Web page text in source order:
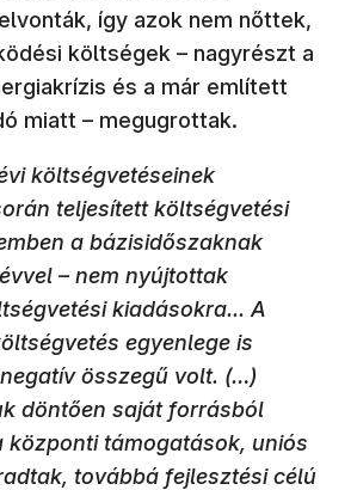
így azok nem nőttek,
költségek – nagyrészt a
és a már említett
miatt – megugrottak.
költségvetéseinek
teljesített költségvetési
a bázisidőszaknak
– nem nyújtottak
kiadásokra... A
egyenlege is
összegű volt. (…)
döntően saját forrásból
központi támogatások, uniós
továbbá fejlesztési célú